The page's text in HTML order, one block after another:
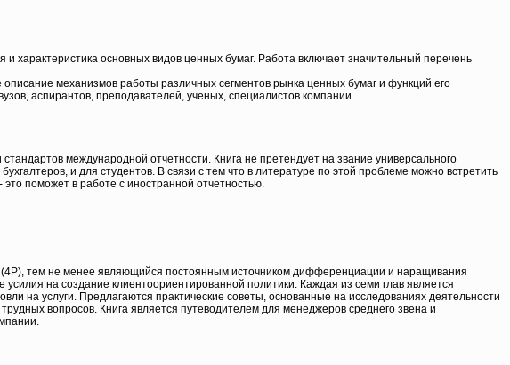
характеристика основных видов ценных бумаг. Работа включает значительный перечень
механизмов работы различных сегментов рынка ценных бумаг и функций его
аспирантов, преподавателей, ученых, специалистов компании.
международной отчетности. Книга не претендует на звание универсального
и для студентов. В связи с тем что в литературе по этой проблеме можно встретить
поможет в работе с иностранной отчетностью.
(4Р), тем не менее являющийся постоянным источником дифференциации и наращивания
на создание клиентоориентированной политики. Каждая из семи глав является
на услуги. Предлагаются практические советы, основанные на исследованиях деятельности
вопросов. Книга является путеводителем для менеджеров среднего звена и